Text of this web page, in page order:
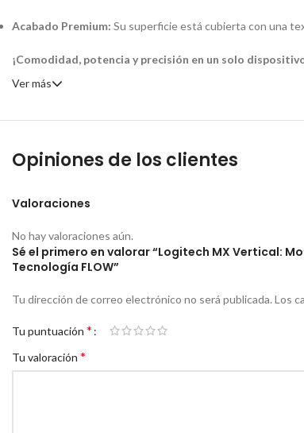
Acabado Premium: Su superficie está cubierta con una
¡Comodidad, potencia y precisión en un solo
Ver más
Opiniones de los clientes
Valoraciones
No hay valoraciones aún.
Sé el primero en valorar “Logitech MX Vertical:
Tecnología FLOW”
Tu dirección de correo electrónico no será publicada. Los
Tu puntuación *
Tu valoración *